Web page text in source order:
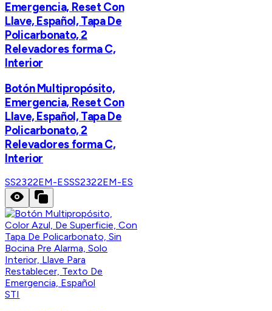
Emergencia, Reset Con
Llave, Español, Tapa De
Policarbonato, 2
Relevadores forma C,
Interior
Botón Multipropósito,
Emergencia, Reset Con
Llave, Español, Tapa De
Policarbonato, 2
Relevadores forma C,
Interior
SS2322EM-ESSS2322EM-ES
STI